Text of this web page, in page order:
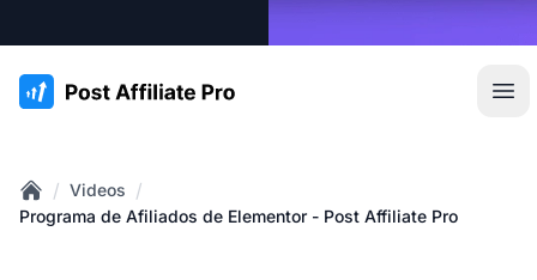
:site.title
Home
/ Videos /
Programa de Afiliados de Elementor - Post Affiliate Pro